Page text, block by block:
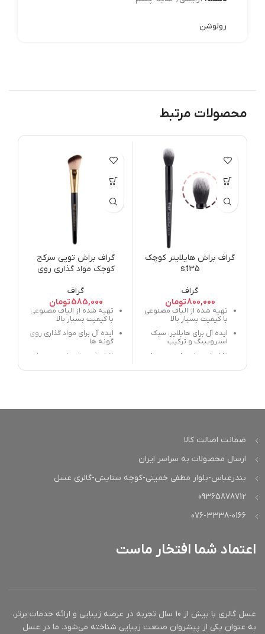
رولوشن
محصولات مرتبط
گراف براش هایلایتر کوچک
st35
گراف
800,000تومان
تهیه شده از الیاف مصنوعی
با کیفیت بسیار بالا
ایده آل برای هایلایر، سبک
استروبینگ و ترکیب
قابل شستشو با عمر بسیار
گراف براش توپی سرکج
کوچک مواد گذاری روی
گراف
585,000تومان
تهیه شده از الیاف مصنوعی
با کیفیت بسیار بالا
ایده آل برای مواد گذاری روی
گونه ها
قابل شستشو با عمر بسیار
ضمانت اصالت کالا
ارسال محصولات به سراسر ایران
بندرعباس-بلوار مطفی خمینی-کوچه ستایش-گالری عسل
09365878712
076-3338-0166
اعتماد شما افتخار ماست
عسل گالری با بیش از 10 سال تجربه در عرصه زیبایی و ارائه خدمات برتر،
به عنوان یکی از پیشروان صنعت زیبایی شناخته می‌شود. ما در عسل